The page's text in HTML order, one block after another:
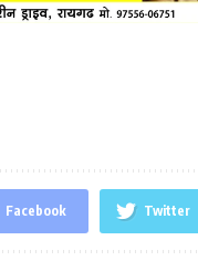
Facebook Twitter